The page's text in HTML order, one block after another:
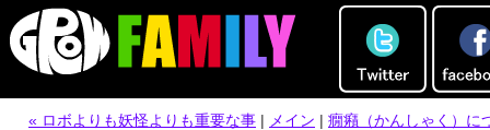
« ロボよりも妖怪よりも重要な事 | メイン | 癇癪（かんしゃく）に